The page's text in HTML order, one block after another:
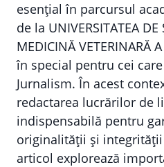
esențial în parcursul
de la UNIVERSITATEA DE
MEDICINĂ VETERINARĂ
în special pentru cei
Jurnalism. În acest
redactarea lucrărilor de
indispensabilă pentru
originalității și integrității
articol explorează